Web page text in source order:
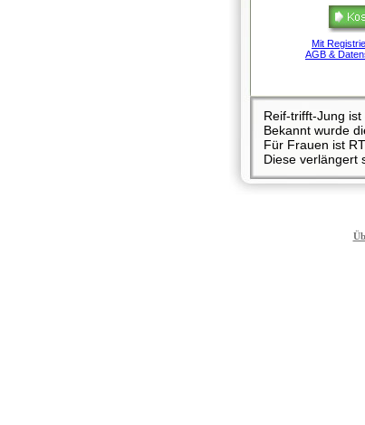
Mit
AGB &
Reif-trifft-Jung
Bekannt wurde
Für Frauen ist
Diese verlängert